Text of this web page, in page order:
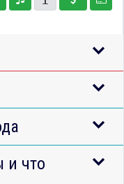
и что